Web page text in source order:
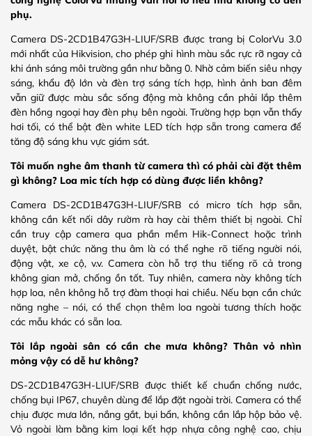
phụ.
Camera DS-2CD1B47G3H-LIUF/SRB được trang bị ColorVu 3.0
mới nhất của Hikvision, cho phép ghi hình màu sắc rực rỡ ngay cả
khi ánh sáng môi trường gần như bằng 0. Nhờ cảm biến siêu nhạy
sáng, khẩu độ lớn và đèn trợ sáng tích hợp, hình ảnh ban đêm
vẫn giữ được màu sắc sống động mà không cần phải lắp thêm
đèn hồng ngoại hay đèn phụ bên ngoài. Trường hợp bạn vẫn thấy
hơi tối, có thể bật đèn white LED tích hợp sẵn trong camera để
tăng độ sáng khu vực giám sát.
Tôi muốn nghe âm thanh từ camera thì có phải cài đặt thêm
gì không? Loa mic tích hợp có dùng được liền không?
Camera DS-2CD1B47G3H-LIUF/SRB có micro tích hợp sẵn,
không cần kết nối dây rườm rà hay cài thêm thiết bị ngoài. Chỉ
cần truy cập camera qua phần mềm Hik-Connect hoặc trình
duyệt, bật chức năng thu âm là có thể nghe rõ tiếng người nói,
động vật, xe cộ, v.v. Camera còn hỗ trợ thu tiếng rõ cả trong
không gian mở, chống ồn tốt. Tuy nhiên, camera này không tích
hợp loa, nên không hỗ trợ đàm thoại hai chiều. Nếu bạn cần chức
năng nghe – nói, có thể chọn thêm loa ngoài tương thích hoặc
các mẫu khác có sẵn loa.
Tôi lắp ngoài sân có cần che mưa không? Thân vỏ nhìn
mỏng vậy có dễ hư không?
DS-2CD1B47G3H-LIUF/SRB được thiết kế chuẩn chống nước,
chống bụi IP67, chuyên dùng để lắp đặt ngoài trời. Camera có thể
chịu được mưa lớn, nắng gắt, bụi bẩn, không cần lắp hộp bảo vệ.
Vỏ ngoài làm bằng kim loại kết hợp nhựa công nghệ cao, chịu